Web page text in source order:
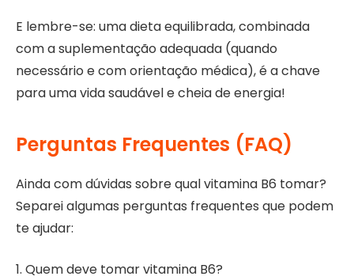
E lembre-se: uma dieta equilibrada, combinada
com a suplementação adequada (quando
necessário e com orientação médica), é a chave
para uma vida saudável e cheia de energia!
Perguntas Frequentes (FAQ)
Ainda com dúvidas sobre qual vitamina B6 tomar?
Separei algumas perguntas frequentes que podem
te ajudar:
1. Quem deve tomar vitamina B6?